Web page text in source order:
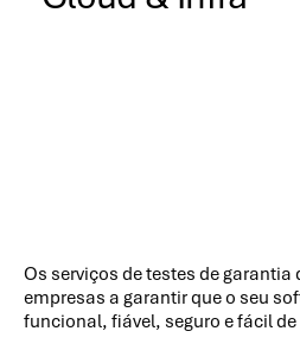
Os serviços de testes de
empresas a garantir que o seu
funcional, fiável, seguro e fácil